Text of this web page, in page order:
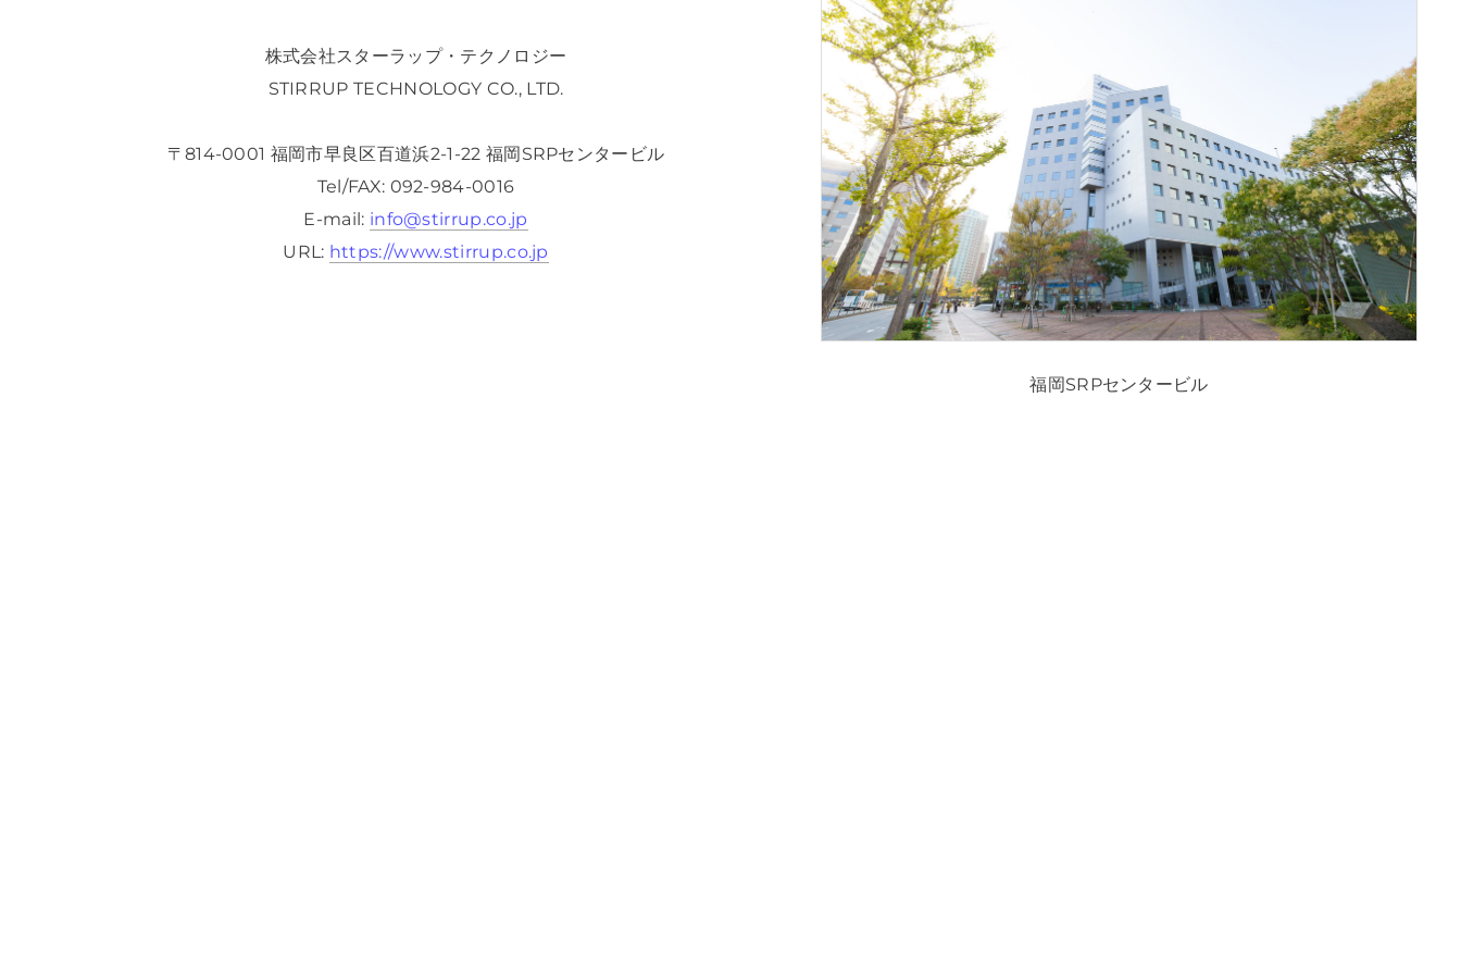
株式会社スターラップ・テクノロジー
STIRRUP TECHNOLOGY CO., LTD.
〒814-0001 福岡市早良区百道浜2-1-22 福岡SRPセンタービル
​Tel/FAX: 092-984-0016
​E-mail: info@stirrup.co.jp
URL: https://www.stirrup.co.jp
福岡SRPセンタービル